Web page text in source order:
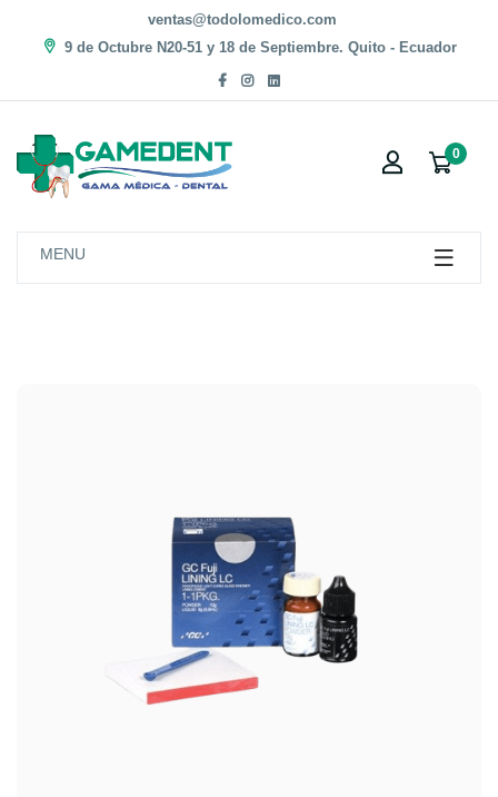
ventas@todolomedico.com
9 de Octubre N20-51 y 18 de Septiembre. Quito - Ecuador
0
MENU